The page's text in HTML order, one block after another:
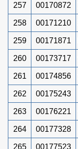
257 00170872
258 00171210
259 00171871
260 00173717
261 00174856
262 00175243
263 00176221
264 00177328
265 00177523